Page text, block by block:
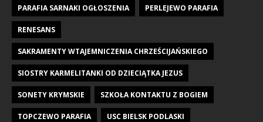
PARAFIA SARNAKI OGŁOSZENIA PERLEJEWO PARAFIA
RENESANS
SAKRAMENTY WTAJEMNICZENIA CHRZEŚCIJAŃSKIEGO
SIOSTRY KARMELITANKI OD DZIECIĄTKA JEZUS
SONETY KRYMSKIE SZKOŁA KONTAKTU Z BOGIEM
TOPCZEWO PARAFIA USC BIELSK PODLASKI